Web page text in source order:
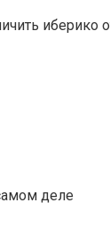
иберико
деле